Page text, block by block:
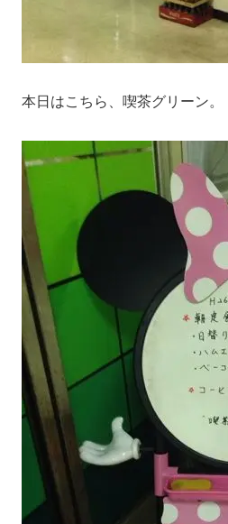
本日はこちら、喫茶グリーン。